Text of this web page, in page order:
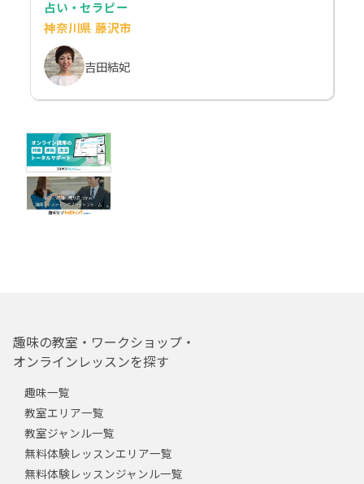
占い・セラピー
神奈川県 藤沢市
吉田結妃
趣味の教室・ワークショップ・
オンラインレッスンを探す
趣味一覧
教室エリア一覧
教室ジャンル一覧
無料体験レッスンエリア一覧
無料体験レッスンジャンル一覧